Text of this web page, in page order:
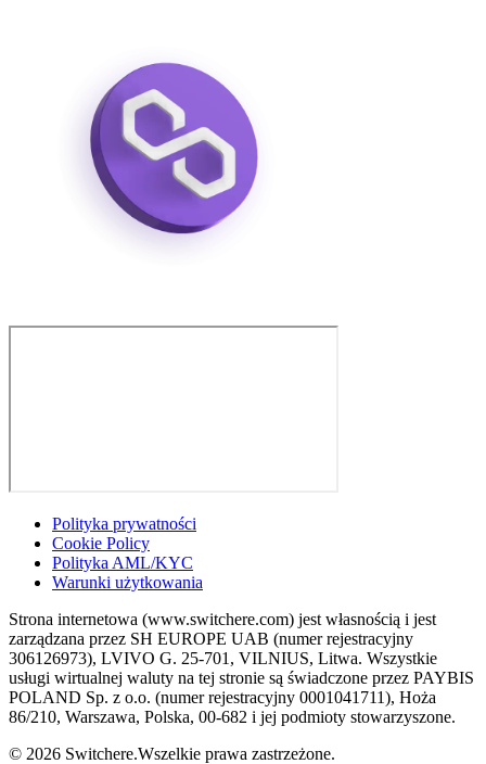
Polityka prywatności
Cookie Policy
Polityka AML/KYC
Warunki użytkowania
Strona internetowa (www.switchere.com) jest własnością i jest
zarządzana przez SH EUROPE UAB (numer rejestracyjny
306126973), LVIVO G. 25-701, VILNIUS, Litwa. Wszystkie
usługi wirtualnej waluty na tej stronie są świadczone przez PAYBIS
POLAND Sp. z o.o. (numer rejestracyjny 0001041711), Hoża
86/210, Warszawa, Polska, 00-682 i jej podmioty stowarzyszone.
© 2026 Switchere.Wszelkie prawa zastrzeżone.